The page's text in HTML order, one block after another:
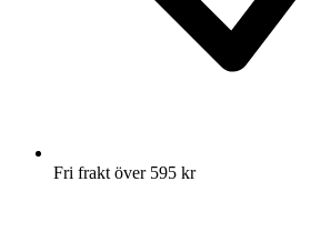
Fri frakt över 595 kr